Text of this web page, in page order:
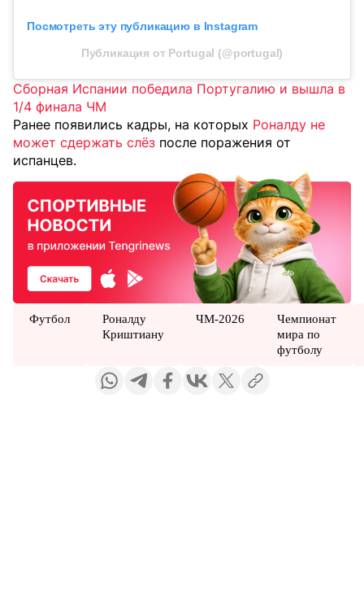
Посмотреть эту публикацию в Instagram
Публикация от Portugal (@portugal)
Сборная Испании победила Португалию и вышла в
1/4 финала ЧМ
Ранее появились кадры, на которых Роналду не
может сдержать слёз после поражения от
испанцев.
Футбол
Роналду
Криштиану
ЧМ-2026
Чемпионат
мира по
футболу